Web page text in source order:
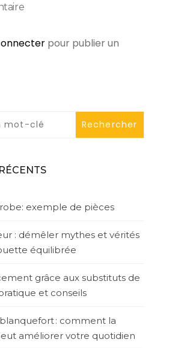
pour publier un
exemple de pièces
: démêler mythes et vérités
équilibrée
grâce aux substituts de
et conseils
: comment la
améliorer votre quotidien